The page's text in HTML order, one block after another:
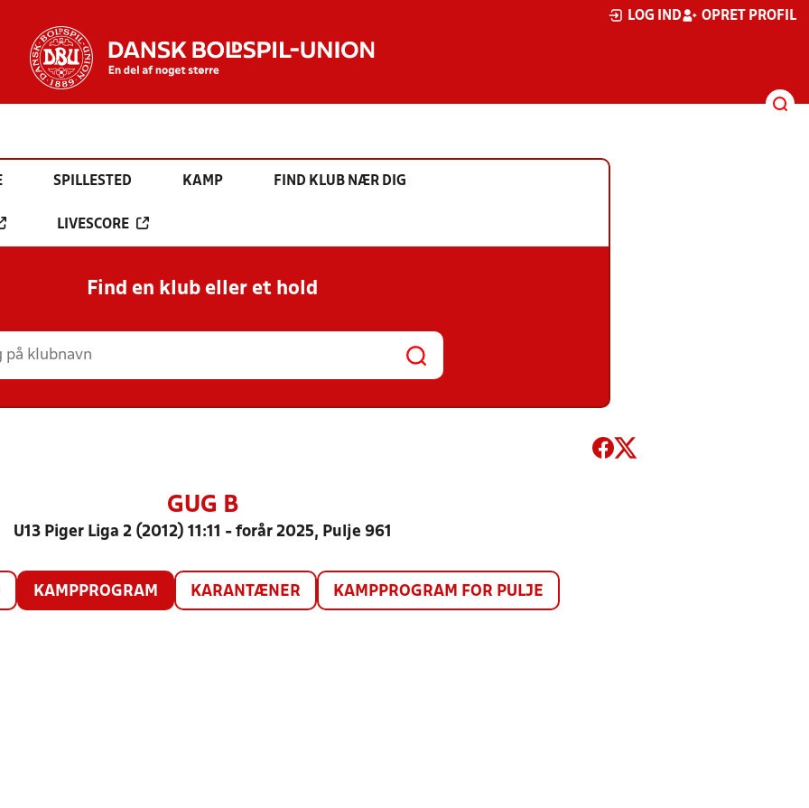
LOG IND OPRET PROFIL
SPILLESTED KAMP FIND KLUB NÆR DIG
LIVESCORE
Find en klub eller et hold
GUG B
U13 Piger Liga 2 (2012) 11:11 - forår 2025, Pulje 961
KAMPPROGRAM KARANTÆNER KAMPPROGRAM FOR PULJE